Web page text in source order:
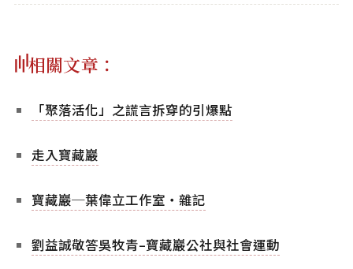
相關文章：
「聚落活化」之謊言拆穿的引爆點
走入寶藏巖
寶藏巖─葉偉立工作室‧雜記
劉益誠敬答吳牧青–寶藏巖公社與社會運動